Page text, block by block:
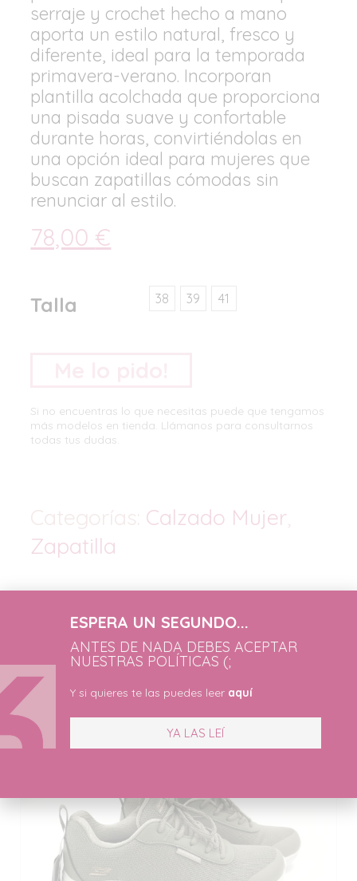
serraje y crochet hecho a mano
aporta un estilo natural, fresco y
diferente, ideal para la temporada
primavera-verano. Incorporan
plantilla acolchada que proporciona
una pisada suave y confortable
durante horas, convirtiéndolas en
una opción ideal para mujeres que
buscan zapatillas cómodas sin
renunciar al estilo.
78,00 €
Talla 38 39 41
Si no encuentras lo que necesitas puede que tengamos
más modelos en tienda. Llámanos para consultarnos
todas tus dudas.
Calzado Mujer
Zapatilla
Productos Relacionados
ESPERA UN SEGUNDO...
ANTES DE NADA DEBES ACEPTAR
NUESTRAS POLÍTICAS (;
Y si quieres te las puedes leer aquí
YA LAS LEÍ